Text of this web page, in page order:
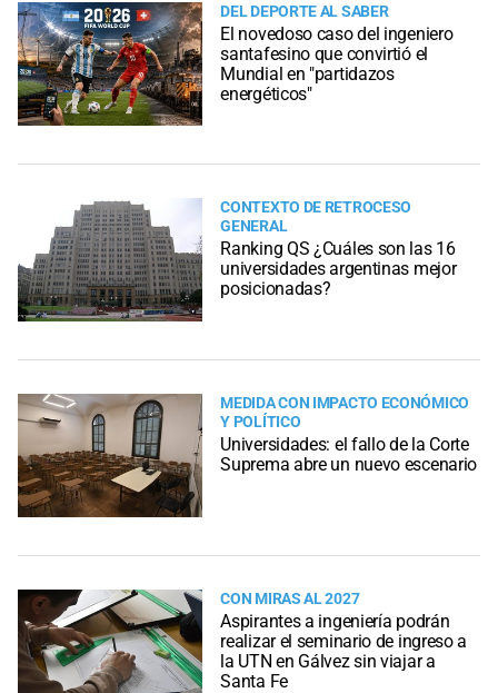
DEL DEPORTE AL SABER
El novedoso caso del ingeniero
santafesino que convirtió el
Mundial en "partidazos
energéticos"
CONTEXTO DE RETROCESO
GENERAL
Ranking QS ¿Cuáles son las 16
universidades argentinas mejor
posicionadas?
MEDIDA CON IMPACTO ECONÓMICO
Y POLÍTICO
Universidades: el fallo de la Corte
Suprema abre un nuevo escenario
CON MIRAS AL 2027
Aspirantes a ingeniería podrán
realizar el seminario de ingreso a
la UTN en Gálvez sin viajar a
Santa Fe